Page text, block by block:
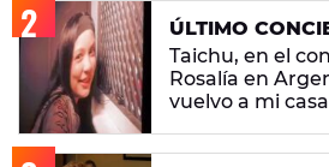
ÚLTIMO
Taichu, en el
Rosalía en
vuelvo a mi